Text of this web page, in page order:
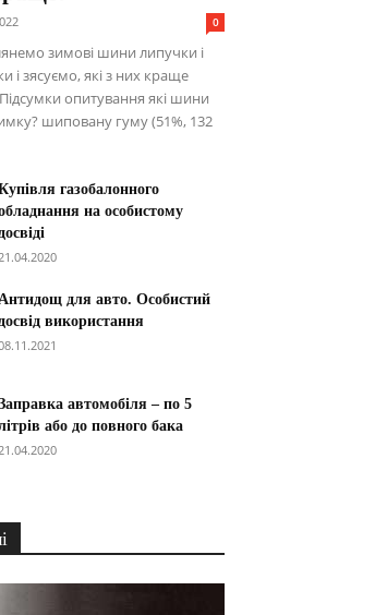
0
зимові шини липучки і
і зясуємо, які з них краще
опитування які шини
шиповану гуму (51%, 132
газобалонного
на особистому
для авто. Особистий
використання
автомобіля – по 5
або до повного бака